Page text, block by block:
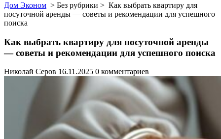
Дом Эконом > Без рубрики > Как выбрать квартиру для
посуточной аренды — советы и рекомендации для успешного
поиска
Как выбрать квартиру для посуточной аренды
— советы и рекомендации для успешного поиска
Николай Серов 16.11.2025 0 комментариев